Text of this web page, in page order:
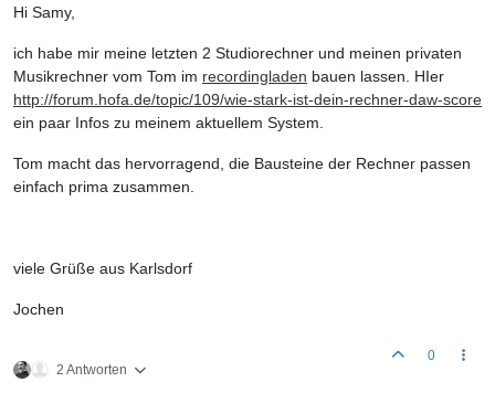
Hi Samy,
ich habe mir meine letzten 2 Studiorechner und meinen privaten
Musikrechner vom Tom im recordingladen bauen lassen. HIer
http://forum.hofa.de/topic/109/wie-stark-ist-dein-rechner-daw-score
ein paar Infos zu meinem aktuellem System.
Tom macht das hervorragend, die Bausteine der Rechner passen
einfach prima zusammen.
viele Grüße aus Karlsdorf
Jochen
2 Antworten
0